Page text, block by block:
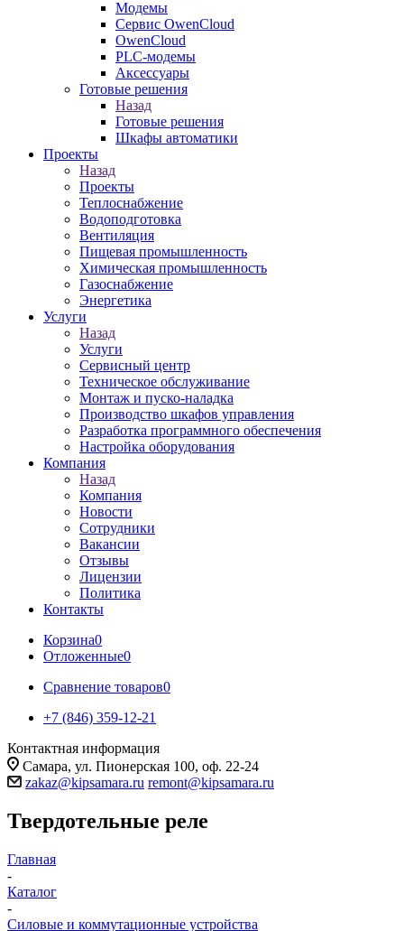
Модемы
Сервис OwenCloud
OwenCloud
PLC-модемы
Аксессуары
Готовые решения
Назад
Готовые решения
Шкафы автоматики
Проекты
Назад
Проекты
Теплоснабжение
Водоподготовка
Вентиляция
Пищевая промышленность
Химическая промышленность
Газоснабжение
Энергетика
Услуги
Назад
Услуги
Сервисный центр
Техническое обслуживание
Монтаж и пуско-наладка
Производство шкафов управления
Разработка программного обеспечения
Настройка оборудования
Компания
Назад
Компания
Новости
Сотрудники
Вакансии
Отзывы
Лицензии
Политика
Контакты
Корзина0
Отложенные0
Сравнение товаров0
+7 (846) 359-12-21
Контактная информация
Самара, ул. Пионерская 100, оф. 22-24
zakaz@kipsamara.ru remont@kipsamara.ru
Твердотельные реле
Главная
-
Каталог
-
Силовые и коммутационные устройства